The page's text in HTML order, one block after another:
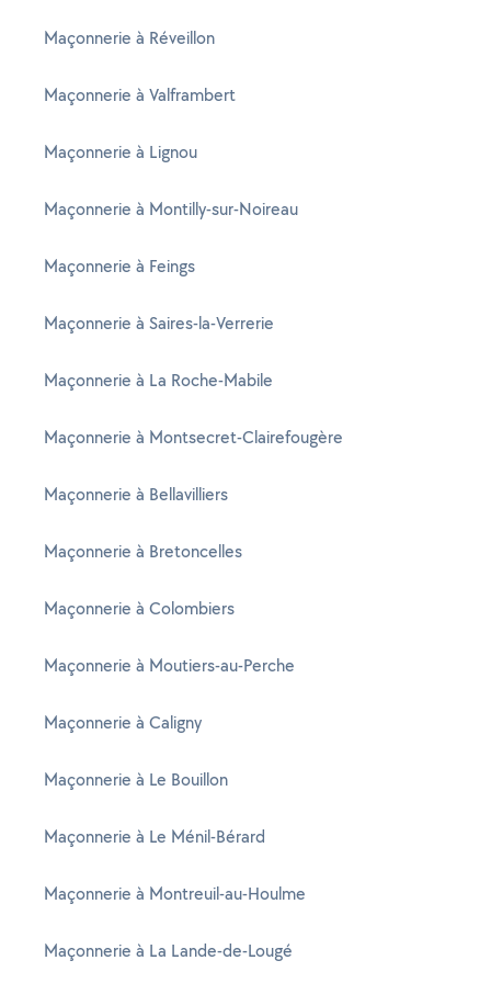
Maçonnerie à Réveillon
Maçonnerie à Valframbert
Maçonnerie à Lignou
Maçonnerie à Montilly-sur-Noireau
Maçonnerie à Feings
Maçonnerie à Saires-la-Verrerie
Maçonnerie à La Roche-Mabile
Maçonnerie à Montsecret-Clairefougère
Maçonnerie à Bellavilliers
Maçonnerie à Bretoncelles
Maçonnerie à Colombiers
Maçonnerie à Moutiers-au-Perche
Maçonnerie à Caligny
Maçonnerie à Le Bouillon
Maçonnerie à Le Ménil-Bérard
Maçonnerie à Montreuil-au-Houlme
Maçonnerie à La Lande-de-Lougé